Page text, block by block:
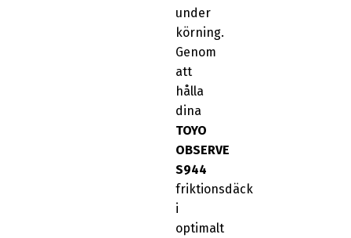
under
körning.
Genom
att
hålla
dina
TOYO
OBSERVE
S944
friktionsdäck
i
optimalt